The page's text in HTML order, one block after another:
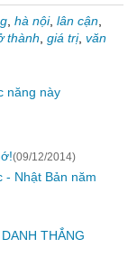
hà nội, lân cận
thành giá trị, văn
năng này
(09/12/2014)
- Nhật Bản năm
THẮNG